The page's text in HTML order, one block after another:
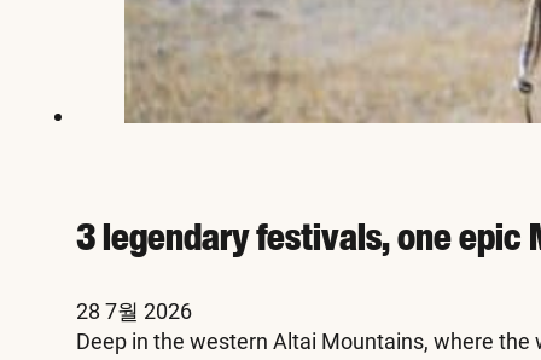
3 legendary festivals, one epic
28 7월 2026
Deep in the western Altai Mountains, where